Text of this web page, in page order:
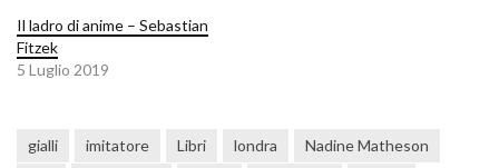
Il ladro di anime – Sebastian
Fitzek
5 Luglio 2019
gialli imitatore Libri londra
Nadine Matheson